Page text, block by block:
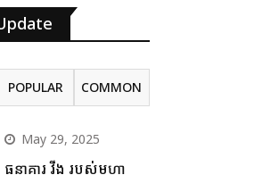
POPULAR COMMON
May 29, 2025
ធនាគារ វីង របស់មហា